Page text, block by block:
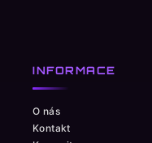
INFORMACE
O nás
Kontakt